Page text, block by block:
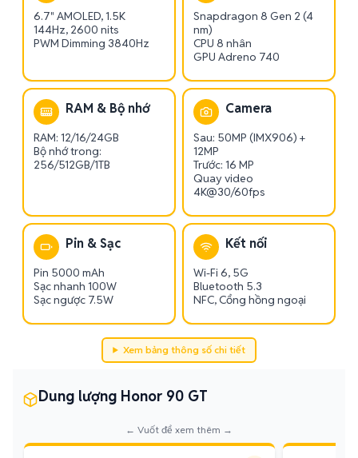
6.7" AMOLED, 1.5K
144Hz, 2600 nits
PWM Dimming 3840Hz
Snapdragon 8 Gen 2 (4
nm)
CPU 8 nhân
GPU Adreno 740
RAM & Bộ nhớ
RAM: 12/16/24GB
Bộ nhớ trong:
256/512GB/1TB
Camera
Sau: 50MP (IMX906) +
12MP
Trước: 16 MP
Quay video
4K@30/60fps
Pin & Sạc
Pin 5000 mAh
Sạc nhanh 100W
Sạc ngược 7.5W
Kết nối
Wi-Fi 6, 5G
Bluetooth 5.3
NFC, Cổng hồng ngoại
Xem bảng thông số chi tiết
Dung lượng Honor 90 GT
← Vuốt để xem thêm →